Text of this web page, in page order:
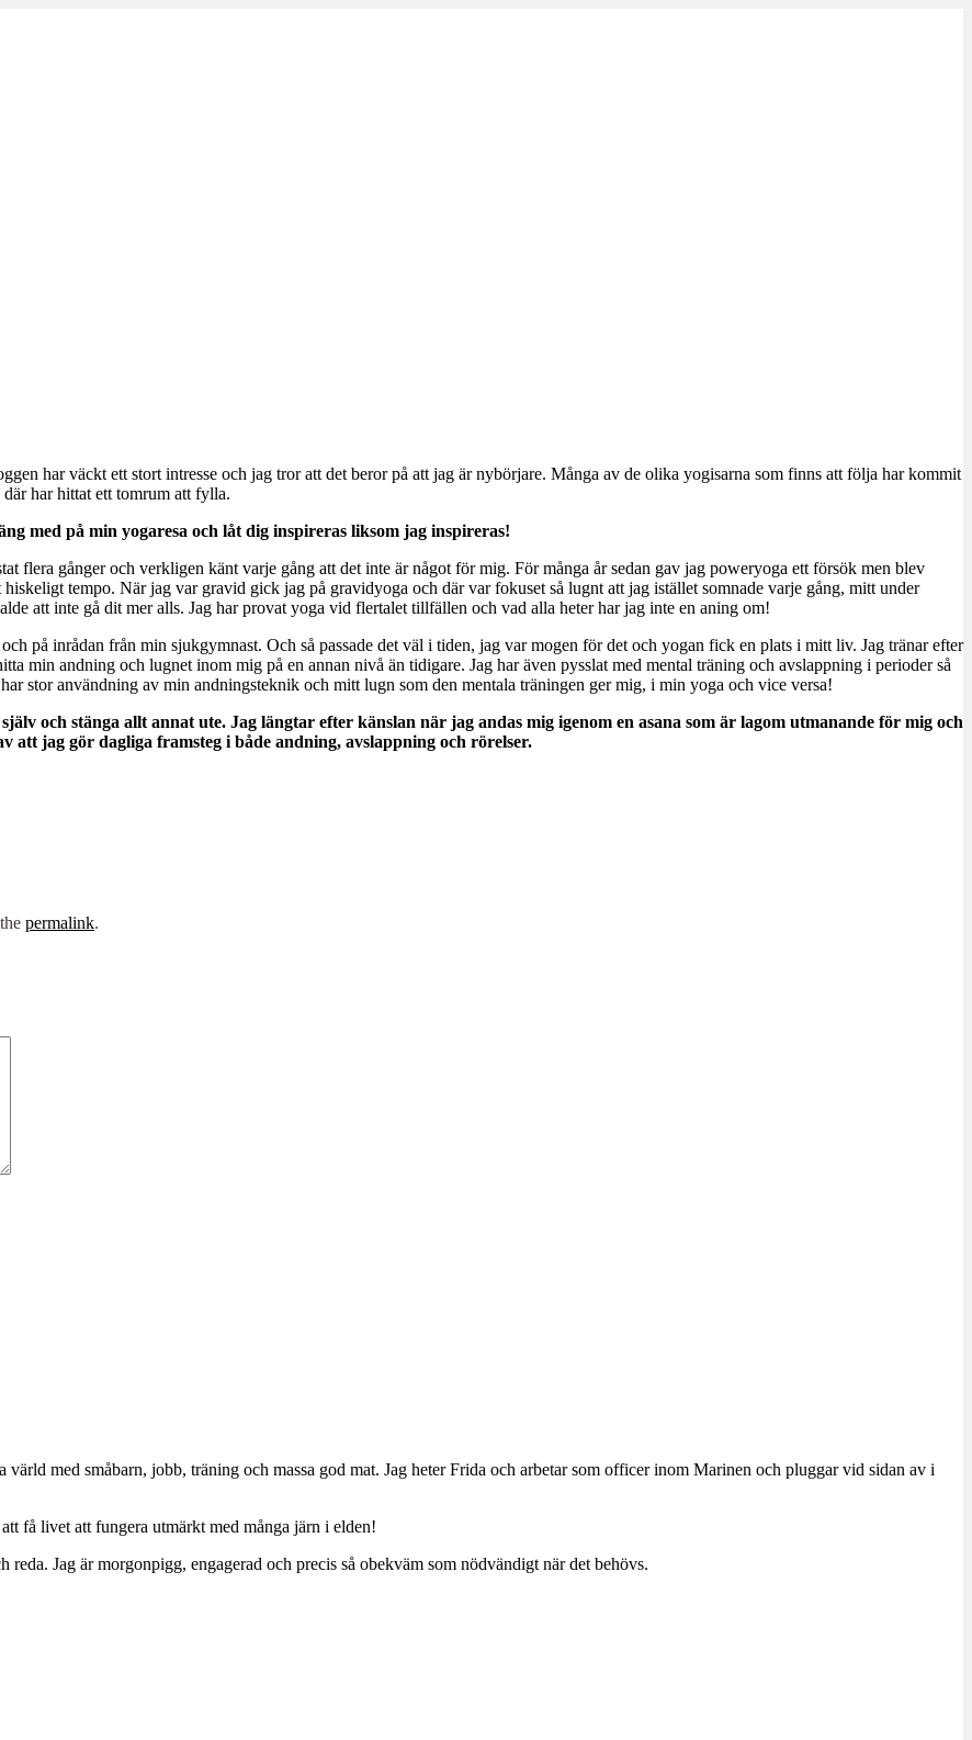
har väckt ett stort intresse och jag tror att det beror på att jag är nybörjare. Många av de olika yogisarna som finns att följa har kommit
har hittat ett tomrum att fylla.
med på min yogaresa och låt dig inspireras liksom jag inspireras!
flera gånger och verkligen känt varje gång att det inte är något för mig. För många år sedan gav jag poweryoga ett försök men blev
tempo. När jag var gravid gick jag på gravidyoga och där var fokuset så lugnt att jag istället somnade varje gång, mitt under
att inte gå dit mer alls. Jag har provat yoga vid flertalet tillfällen och vad alla heter har jag inte en aning om!
på inrådan från min sjukgymnast. Och så passade det väl i tiden, jag var mogen för det och yogan fick en plats i mitt liv. Jag tränar efter
min andning och lugnet inom mig på en annan nivå än tidigare. Jag har även pysslat med mental träning och avslappning i perioder så
stor användning av min andningsteknik och mitt lugn som den mentala träningen ger mig, i min yoga och vice versa!
och stänga allt annat ute. Jag längtar efter känslan när jag andas mig igenom en asana som är lagom utmanande för mig och
att jag gör dagliga framsteg i både andning, avslappning och rörelser.
permalink.
med småbarn, jobb, träning och massa god mat. Jag heter Frida och arbetar som officer inom Marinen och pluggar vid sidan av i
få livet att fungera utmärkt med många järn i elden!
Jag är morgonpigg, engagerad och precis så obekväm som nödvändigt när det behövs.